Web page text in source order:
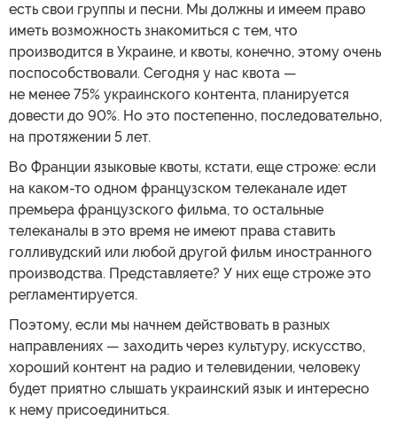
есть свои группы и песни. Мы должны и имеем право
иметь возможность знакомиться с тем, что
производится в Украине, и квоты, конечно, этому очень
поспособствовали. Сегодня у нас квота —
не менее 75% украинского контента, планируется
довести до 90%. Но это постепенно, последовательно,
на протяжении 5 лет.
Во Франции языковые квоты, кстати, еще строже: если
на каком-то одном французском телеканале идет
премьера французского фильма, то остальные
телеканалы в это время не имеют права ставить
голливудский или любой другой фильм иностранного
производства. Представляете? У них еще строже это
регламентируется.
Поэтому, если мы начнем действовать в разных
направлениях — заходить через культуру, искусство,
хороший контент на радио и телевидении, человеку
будет приятно слышать украинский язык и интересно
к нему присоединиться.